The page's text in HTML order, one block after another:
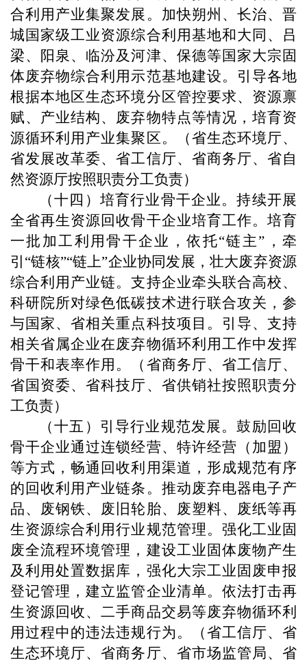
合利用产业集聚发展。加快朔州、长治、晋
城国家级工业资源综合利用基地和大同、吕
梁、阳泉、临汾及河津、保德等国家大宗固
体废弃物综合利用示范基地建设。引导各地
根据本地区生态环境分区管控要求、资源禀
赋、产业结构、废弃物特点等情况，培育资
源循环利用产业集聚区。（省生态环境厅、
省发展改革委、省工信厅、省商务厅、省自
然资源厅按照职责分工负责）
（十四）培育行业骨干企业。持续开展
全省再生资源回收骨干企业培育工作。培育
一批加工利用骨干企业，依托“链主”，牵
引“链核”“链上”企业协同发展，壮大废弃资源
综合利用产业链。支持企业牵头联合高校、
科研院所对绿色低碳技术进行联合攻关，参
与国家、省相关重点科技项目。引导、支持
相关省属企业在废弃物循环利用工作中发挥
骨干和表率作用。（省商务厅、省工信厅、
省国资委、省科技厅、省供销社按照职责分
工负责）
（十五）引导行业规范发展。鼓励回收
骨干企业通过连锁经营、特许经营（加盟）
等方式，畅通回收利用渠道，形成规范有序
的回收利用产业链条。推动废弃电器电子产
品、废钢铁、废旧轮胎、废塑料、废纸等再
生资源综合利用行业规范管理。强化工业固
废全流程环境管理，建设工业固体废物产生
及利用处置数据库，强化大宗工业固废申报
登记管理，建立监管企业清单。依法打击再
生资源回收、二手商品交易等废弃物循环利
用过程中的违法违规行为。（省工信厅、省
生态环境厅、省商务厅、省市场监管局、省